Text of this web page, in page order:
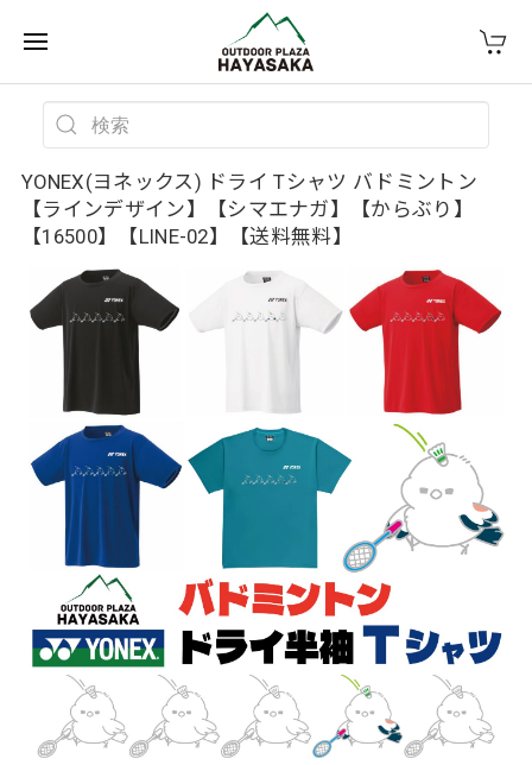
YONEX(ヨネックス) ドライ Tシャツ バドミントン
【ラインデザイン】【シマエナガ】【からぶり】
【16500】【LINE-02】【送料無料】